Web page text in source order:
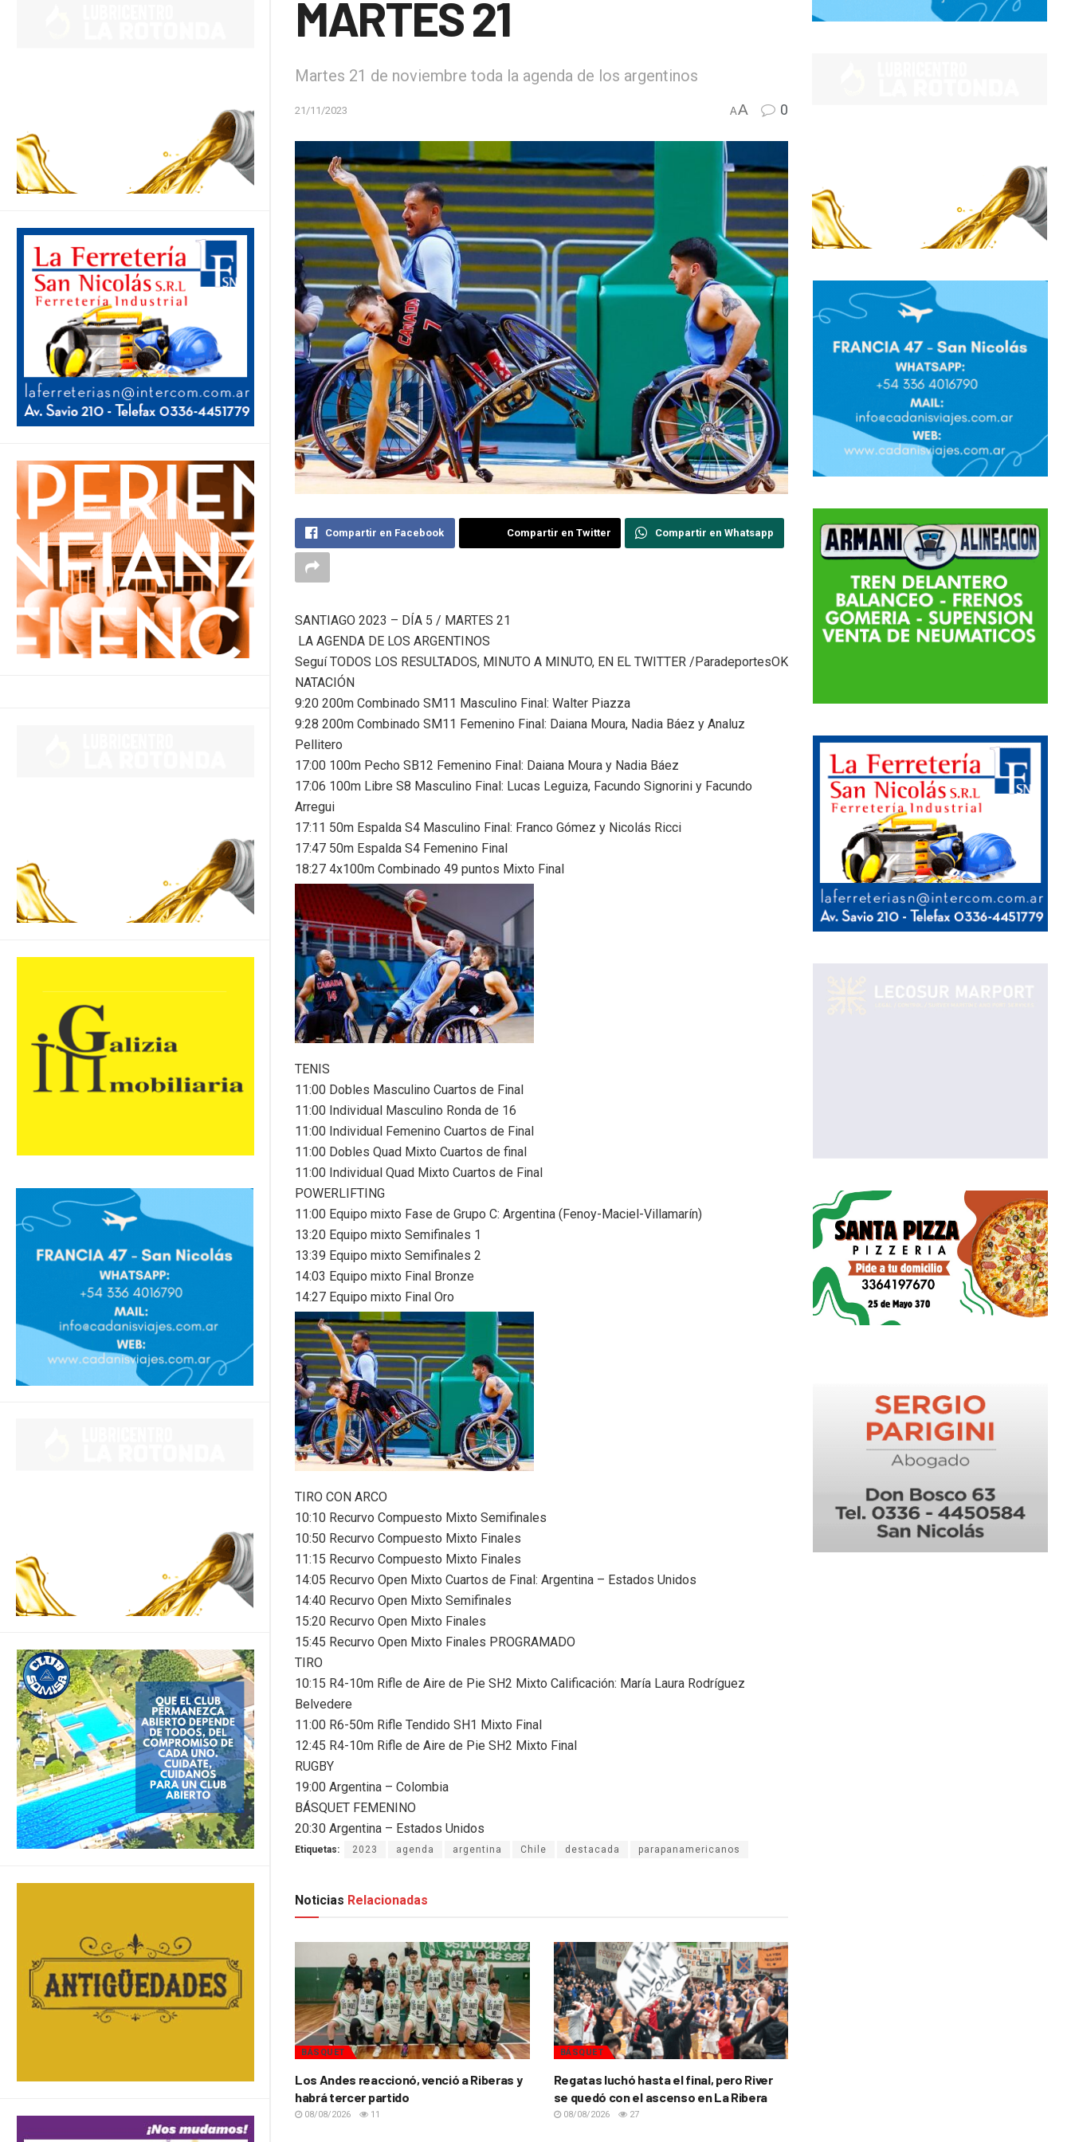
MARTES 21
Martes 21 de noviembre toda la agenda de los argentinos
21/11/2023 AA 0
Compartir en Facebook Compartir en Twitter Compartir en Whatsapp
SANTIAGO 2023 – DÍA 5 / MARTES 21
LA AGENDA DE LOS ARGENTINOS
Seguí TODOS LOS RESULTADOS, MINUTO A MINUTO, EN EL TWITTER /ParadeportesOK
NATACIÓN
9:20 200m Combinado SM11 Masculino Final: Walter Piazza
9:28 200m Combinado SM11 Femenino Final: Daiana Moura, Nadia Báez y Analuz
Pellitero
17:00 100m Pecho SB12 Femenino Final: Daiana Moura y Nadia Báez
17:06 100m Libre S8 Masculino Final: Lucas Leguiza, Facundo Signorini y Facundo
Arregui
17:11 50m Espalda S4 Masculino Final: Franco Gómez y Nicolás Ricci
17:47 50m Espalda S4 Femenino Final
18:27 4x100m Combinado 49 puntos Mixto Final
TENIS
11:00 Dobles Masculino Cuartos de Final
11:00 Individual Masculino Ronda de 16
11:00 Individual Femenino Cuartos de Final
11:00 Dobles Quad Mixto Cuartos de final
11:00 Individual Quad Mixto Cuartos de Final
POWERLIFTING
11:00 Equipo mixto Fase de Grupo C: Argentina (Fenoy-Maciel-Villamarín)
13:20 Equipo mixto Semifinales 1
13:39 Equipo mixto Semifinales 2
14:03 Equipo mixto Final Bronze
14:27 Equipo mixto Final Oro
TIRO CON ARCO
10:10 Recurvo Compuesto Mixto Semifinales
10:50 Recurvo Compuesto Mixto Finales
11:15 Recurvo Compuesto Mixto Finales
14:05 Recurvo Open Mixto Cuartos de Final: Argentina – Estados Unidos
14:40 Recurvo Open Mixto Semifinales
15:20 Recurvo Open Mixto Finales
15:45 Recurvo Open Mixto Finales PROGRAMADO
TIRO
10:15 R4-10m Rifle de Aire de Pie SH2 Mixto Calificación: María Laura Rodríguez
Belvedere
11:00 R6-50m Rifle Tendido SH1 Mixto Final
12:45 R4-10m Rifle de Aire de Pie SH2 Mixto Final
RUGBY
19:00 Argentina – Colombia
BÁSQUET FEMENINO
20:30 Argentina – Estados Unidos
Etiquetas: 2023 agenda argentina Chile destacada parapanamericanos
Noticias Relacionadas
BÁSQUET
Los Andes reaccionó, venció a Riberas y
habrá tercer partido
08/08/2026 11
BÁSQUET
Regatas luchó hasta el final, pero River
se quedó con el ascenso en La Ribera
08/08/2026 27